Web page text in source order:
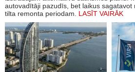
autovadītāji pazudīs, bet laikus sagatavot
tilta remonta periodam. LASĪT VAIRĀK